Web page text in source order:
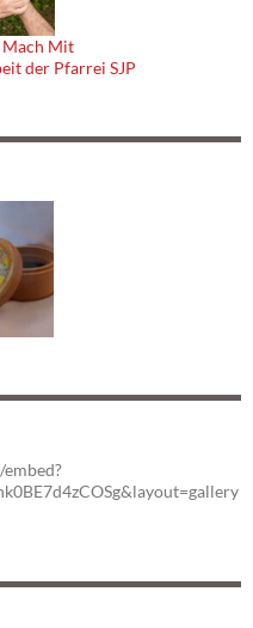
Mach Mit
der Pfarrei SJP